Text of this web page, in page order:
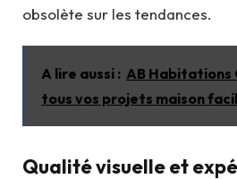
obsolète sur les tendances.
A lire aussi : AB Habitations
tous vos projets maison
Qualité visuelle et